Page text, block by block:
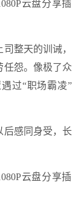
整天的训诫，
任怨。像极了众
过“职场霸凌”
后感同身受，长